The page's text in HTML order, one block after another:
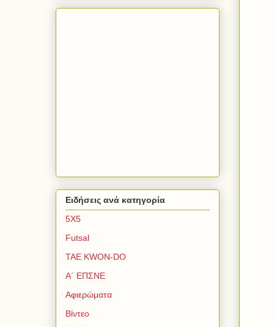
Ειδήσεις ανά κατηγορία
5Χ5
Futsal
TAE KWON-DO
Α΄ ΕΠΣΝΕ
Αφιερώματα
Βίντεο